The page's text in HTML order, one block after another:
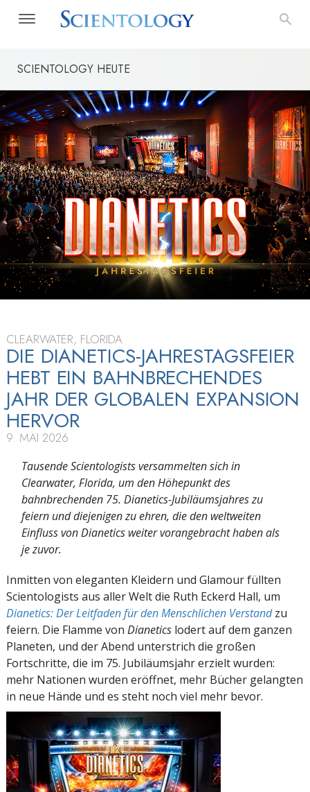
SCIENTOLOGY HEUTE
CLEARWATER, FLORIDA
DIE DIANETICS-JAHRESTAGSFEIER
HEBT EIN BAHNBRECHENDES
JAHR DER GLOBALEN EXPANSION
HERVOR
9. MAI 2026
Tausende Scientologists versammelten sich in
Clearwater, Florida, um den Höhepunkt des
bahnbrechenden 75. Dianetics-Jubiläumsjahres zu
feiern und diejenigen zu ehren, die den weltweiten
Einfluss von Dianetics weiter vorangebracht haben als
je zuvor.
Inmitten von eleganten Kleidern und Glamour füllten
Scientologists aus aller Welt die Ruth Eckerd Hall, um
Dianetics: Der Leitfaden für den Menschlichen Verstandzu
feiern. Die Flamme von Dianetics lodert auf dem ganzen
Planeten, und der Abend unterstrich die großen
Fortschritte, die im 75. Jubiläumsjahr erzielt wurden:
mehr Nationen wurden eröffnet, mehr Bücher gelangten
in neue Hände und es steht noch viel mehr bevor.